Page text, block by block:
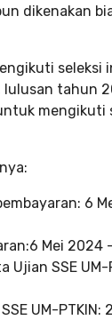
dikenakan
seleksi
lulusan tahun
mengikuti
6
Mei 2024
Ujian SSE UM-
UM-PTKIN: